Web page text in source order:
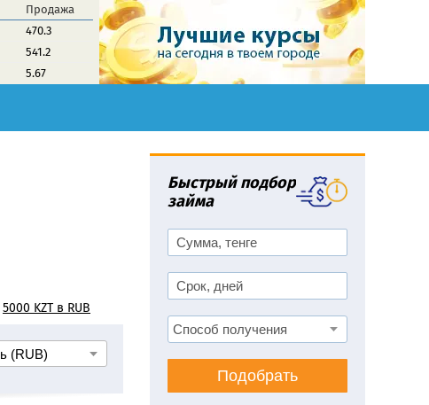
Продажа
470.3
541.2
5.67
5000 KZT в RUB
Быстрый подбор
займа
Подобрать